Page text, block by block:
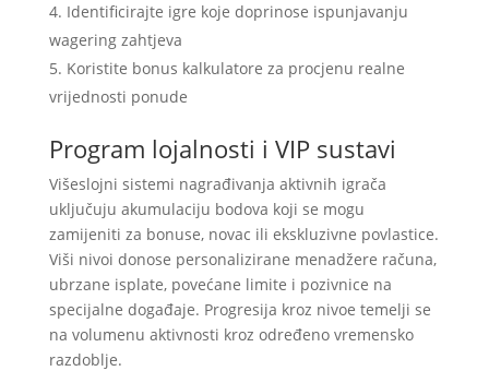
Identificirajte igre koje doprinose ispunjavanju
wagering zahtjeva
Koristite bonus kalkulatore za procjenu realne
vrijednosti ponude
Program lojalnosti i VIP sustavi
Višeslojni sistemi nagrađivanja aktivnih igrača
uključuju akumulaciju bodova koji se mogu
zamijeniti za bonuse, novac ili ekskluzivne povlastice.
Viši nivoi donose personalizirane menadžere računa,
ubrzane isplate, povećane limite i pozivnice na
specijalne događaje. Progresija kroz nivoe temelji se
na volumenu aktivnosti kroz određeno vremensko
razdoblje.